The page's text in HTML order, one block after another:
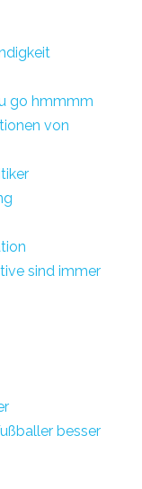
go hmmmm
von
sind immer
besser